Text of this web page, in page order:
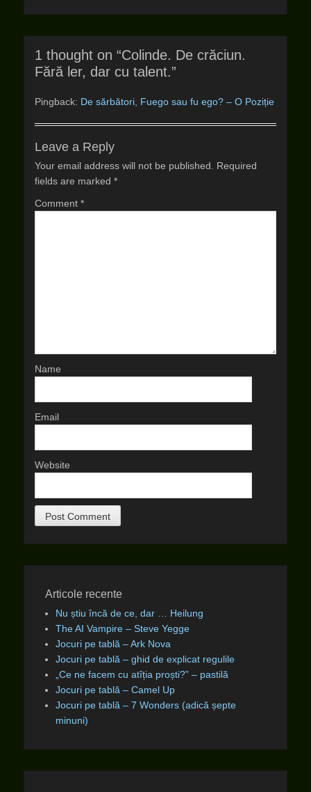
1 thought on “Colinde. De crăciun.
Fără ler, dar cu talent.”
Pingback: De sărbători, Fuego sau fu ego? – O Poziție
Leave a Reply
Your email address will not be published.
Required
fields are marked *
Comment *
Name
Email
Website
Articole recente
Nu știu încă de ce, dar … Heilung
The AI Vampire – Steve Yegge
Jocuri pe tablă – Ark Nova
Jocuri pe tablă – ghid de explicat regulile
„Ce ne facem cu atîția proști?” – pastilă
Jocuri pe tablă – Camel Up
Jocuri pe tablă – 7 Wonders (adică șepte
minuni)